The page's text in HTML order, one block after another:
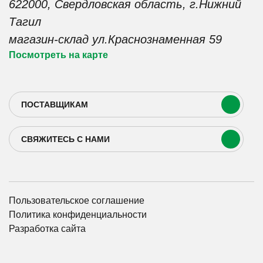
Тактильная плитка
+7 (922) 020-71-70
+7 (952) 734-70-94
sale@keramzit-nt.ru
manager@keramzit-nt.ru
622000, Свердловская область, г.Нижний
Тагил
магазин-склад ул.Краснознаменная 59
Посмотреть на карте
ПОСТАВЩИКАМ
СВЯЖИТЕСЬ С НАМИ
Пользовательское соглашение
Политика конфиденциальности
Разработка сайта